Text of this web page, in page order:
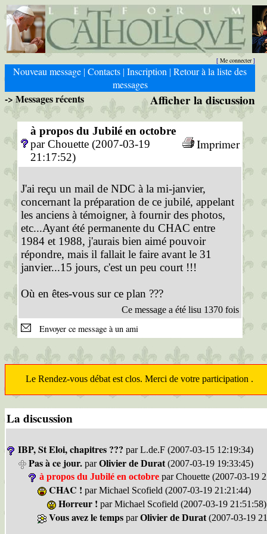
[ Me connecter]
Nouveau message | Contacts | Inscription | Retour à la liste des
messages
-> Messages récents Afficher la discussion
à propos du Jubilé en octobre
par Chouette (2007-03-19
21:17:52)
Imprimer
J'ai reçu un mail de NDC à la mi-janvier,
concernant la préparation de ce jubilé, appelant
les anciens à témoigner, à fournir des photos,
etc...Ayant été permanente du CHAC entre
1984 et 1988, j'aurais bien aimé pouvoir
répondre, mais il fallait le faire avant le 31
janvier...15 jours, c'est un peu court !!!
Où en êtes-vous sur ce plan ???
Ce message a été lisu 1370 fois
Envoyer ce message à un ami
Le Rendez-vous débat est clos. Merci de votre participation .
La discussion
IBP, St Eloi, chapitres ??? par L.de.F (2007-03-15 12:19:34)
Pas à ce jour. parOlivier de Durat (2007-03-19 19:33:45)
à propos du Jubilé en octobre par Chouette (2007-03-19
CHAC ! par Michael Scofield (2007-03-19 21:21:44)
Horreur ! par Michael Scofield (2007-03-19 21:51:58)
Vous avez le temps parOlivier de Durat (2007-03-19